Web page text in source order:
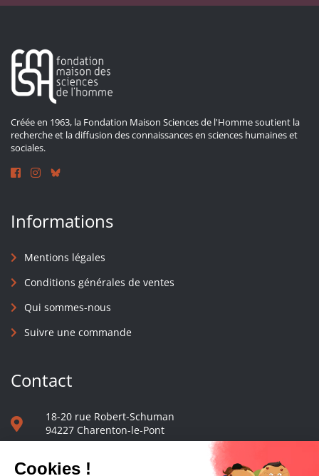
Créée en 1963, la Fondation Maison Sciences de l'Homme soutient la
recherche et la diffusion des connaissances en sciences humaines et
sociales.
Informations
Mentions légales
Conditions générales de ventes
Qui sommes-nous
Suivre une commande
Contact
18-20 rue Robert-Schuman
94227 Charenton-le-Pont